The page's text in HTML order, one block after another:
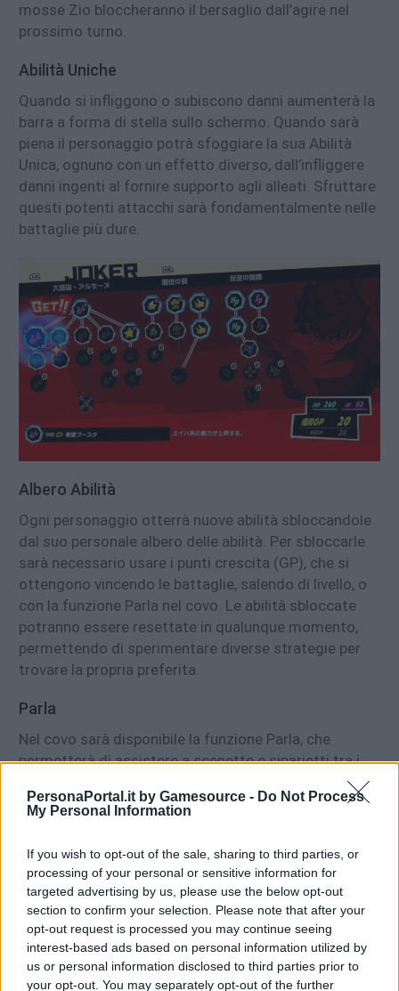
PersonaPortal.it by Gamesource - Do Not Process
My Personal Information
If you wish to opt-out of the sale, sharing to third parties, or
processing of your personal or sensitive information for
targeted advertising by us, please use the below opt-out
section to confirm your selection. Please note that after your
opt-out request is processed you may continue seeing
interest-based ads based on personal information utilized by
us or personal information disclosed to third parties prior to
your opt-out. You may separately opt-out of the further
mosse Zio bloccheranno il bersaglio dall’agire nel
prossimo turno.
Abilità Uniche
Quando si infliggono o subiscono danni aumenterà la
barra a forma di stella sullo schermo. Quando sarà
piena il personaggio potrà sfoggiare la sua Abilità
Unica, ognuno con un effetto diverso, dall’infliggere
danni ingenti al fornire supporto agli alleati. Sfruttare
questi potenti attacchi sarà fondamentalmente nelle
battaglie più dure.
Albero Abilità
Ogni personaggio otterrà nuove abilità sbloccandole
dal suo personale albero delle abilità. Per sbloccarle
sarà necessario usare i punti crescita (GP), che si
ottengono vincendo le battaglie, salendo di livello, o
con la funzione Parla nel covo. Le abilità sbloccate
potranno essere resettate in qualunque momento,
permettendo di sperimentare diverse strategie per
trovare la propria preferita.
Parla
Nel covo sarà disponibile la funzione Parla, che
permetterà di assistere a scenette e siparietti tra i
contesti. Questi dialoghi forniranno anche GP ai
personaggi.